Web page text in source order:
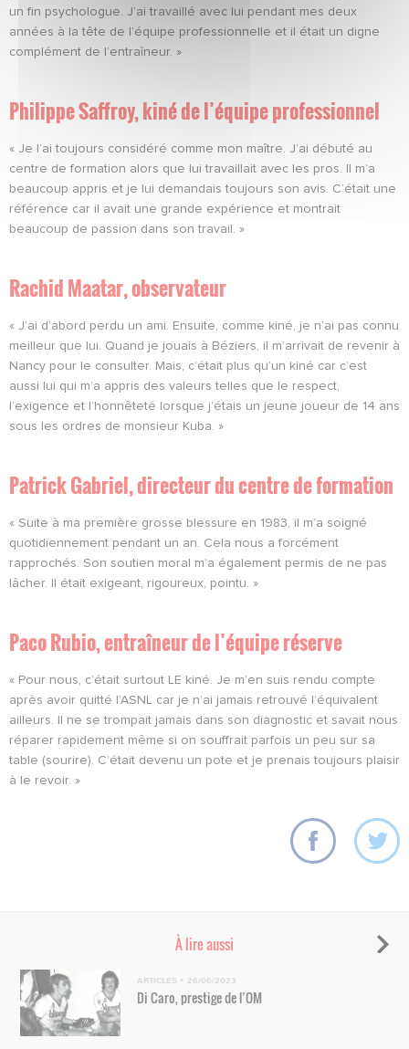
un fin psychologue. J’ai travaillé avec lui pendant mes deux
années à la tête de l’équipe professionnelle et il était un digne
complément de l’entraîneur. »
Philippe Saffroy, kiné de l’équipe professionnel
« Je l’ai toujours considéré comme mon maître. J’ai débuté au
centre de formation alors que lui travaillait avec les pros. Il m’a
beaucoup appris et je lui demandais toujours son avis. C’était une
référence car il avait une grande expérience et montrait
beaucoup de passion dans son travail. »
Rachid Maatar, observateur
« J’ai d’abord perdu un ami. Ensuite, comme kiné, je n’ai pas connu
meilleur que lui. Quand je jouais à Béziers, il m’arrivait de revenir à
Nancy pour le consulter. Mais, c’était plus qu’un kiné car c’est
aussi lui qui m’a appris des valeurs telles que le respect,
l’exigence et l’honnêteté lorsque j’étais un jeune joueur de 14 ans
sous les ordres de monsieur Kuba. »
Patrick Gabriel, directeur du centre de formation
« Suite à ma première grosse blessure en 1983, il m’a soigné
quotidiennement pendant un an. Cela nous a forcément
rapprochés. Son soutien moral m’a également permis de ne pas
lâcher. Il était exigeant, rigoureux, pointu. »
Paco Rubio, entraîneur de l’équipe réserve
« Pour nous, c’était surtout LE kiné. Je m’en suis rendu compte
après avoir quitté l’ASNL car je n’ai jamais retrouvé l’équivalent
ailleurs. Il ne se trompait jamais dans son diagnostic et savait nous
réparer rapidement même si on souffrait parfois un peu sur sa
table (sourire). C’était devenu un pote et je prenais toujours plaisir
à le revoir. »
À lire aussi
ARTICLES • 26/06/2023
Di Caro, prestige de l’OM